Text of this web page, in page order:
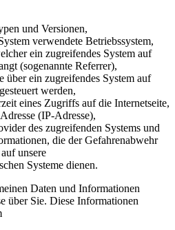
und Versionen,
verwendete Betriebssystem,
ein zugreifendes System auf
(sogenannte Referrer),
über ein zugreifendes System auf
werden,
eines Zugriffs auf die Internetseite,
(IP-Adresse),
des zugreifenden Systems und
die der Gefahrenabwehr
unsere
Systeme dienen.
Daten und Informationen
über Sie. Diese Informationen